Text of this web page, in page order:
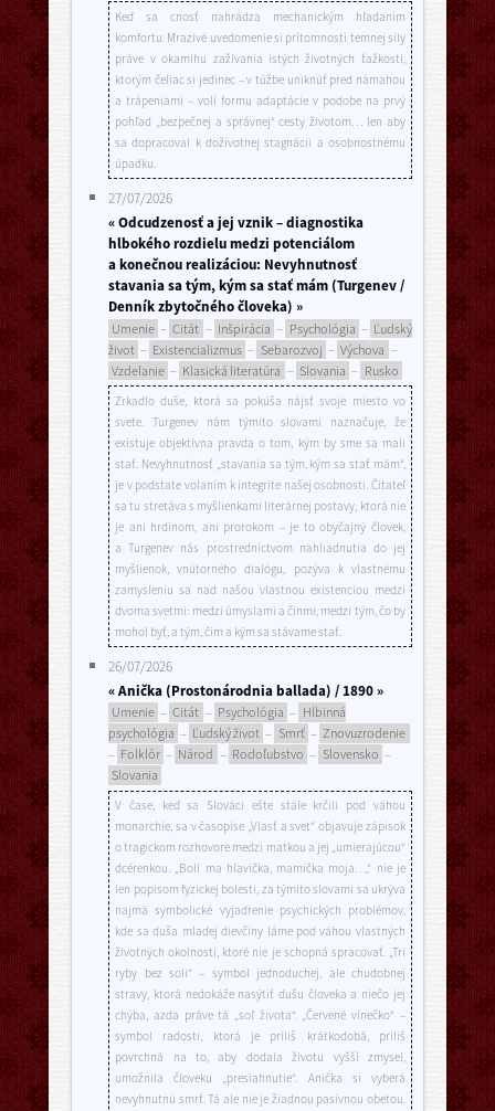
Keď sa cnosť nahrádza mechanickým hľadaním
komfortu. Mrazivé uvedomenie si prítomnosti temnej sily
práve v okamihu zažívania istých životných ťažkostí,
ktorým čeliac si jedinec – v túžbe uniknúť pred námahou
a trápeniami – volí formu adaptácie v podobe na prvý
pohľad „bezpečnej a správnej“ cesty životom… len aby
sa dopracoval k doživotnej stagnácii a osobnostnému
úpadku.
27/07/2026
« Odcudzenosť a jej vznik – diagnostika
hlbokého rozdielu medzi potenciálom
a konečnou realizáciou: Nevyhnutnosť
stavania sa tým, kým sa stať mám (Turgenev /
Denník zbytočného človeka) »
Umenie – Citát – Inšpirácia – Psychológia – Ľudský
život – Existencializmus – Sebarozvoj – Výchova –
Vzdelanie – Klasická literatúra – Slovania – Rusko
Zrkadlo duše, ktorá sa pokúša nájsť svoje miesto vo
svete. Turgenev nám týmito slovami naznačuje, že
existuje objektívna pravda o tom, kým by sme sa mali
stať. Nevyhnutnosť „stavania sa tým, kým sa stať mám“,
je v podstate volaním k integrite našej osobnosti. Čitateľ
sa tu stretáva s myšlienkami literárnej postavy, ktorá nie
je ani hrdinom, ani prorokom – je to obyčajný človek,
a Turgenev nás prostredníctvom nahliadnutia do jej
myšlienok, vnútorného dialógu, pozýva k vlastnému
zamysleniu sa nad našou vlastnou existenciou medzi
dvoma svetmi: medzi úmyslami a činmi, medzi tým, čo by
mohol byť, a tým, čím a kým sa stávame stať.
26/07/2026
« Anička (Prostonárodnia ballada) / 1890 »
Umenie – Citát – Psychológia – Hlbinná
psychológia – Ľudský život – Smrť – Znovuzrodenie
– Folklór – Národ – Rodoľubstvo – Slovensko –
Slovania
V čase, keď sa Slováci ešte stále krčili pod váhou
monarchie, sa v časopise „Vlasť a svet“ objavuje zápisok
o tragickom rozhovore medzi matkou a jej „umierajúcou“
dcérenkou. „Bolí ma hlavička, mamička moja…,“ nie je
len popisom fyzickej bolesti, za týmito slovami sa ukrýva
najmä symbolické vyjadrenie psychických problémov,
kde sa duša mladej dievčiny láme pod váhou vlastných
životných okolností, ktoré nie je schopná spracovať. „Tri
ryby bez soli“ – symbol jednoduchej, ale chudobnej
stravy, ktorá nedokáže nasýtiť dušu človeka a niečo jej
chýba, azda práve tá „soľ života“. „Červené vínečko“ –
symbol radosti, ktorá je príliš krátkodobá, príliš
povrchná na to, aby dodala životu vyšší zmysel,
umožnila človeku „presiahnutie“. Anička si vyberá
nevyhnutnú smrť. Tá ale nie je žiadnou pasívnou obetou.